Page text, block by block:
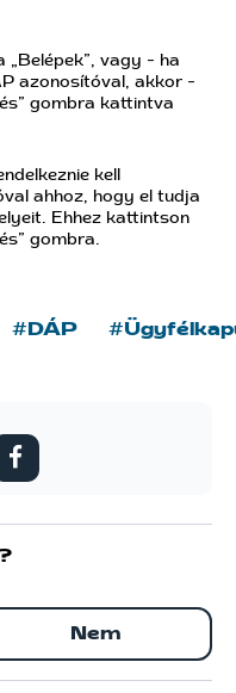
„Belépek”, vagy - ha
azonosítóval, akkor -
gombra kattintva
kell
ahhoz, hogy el tudja
Ehhez kattintson
gombra.
#DÁP
Nem